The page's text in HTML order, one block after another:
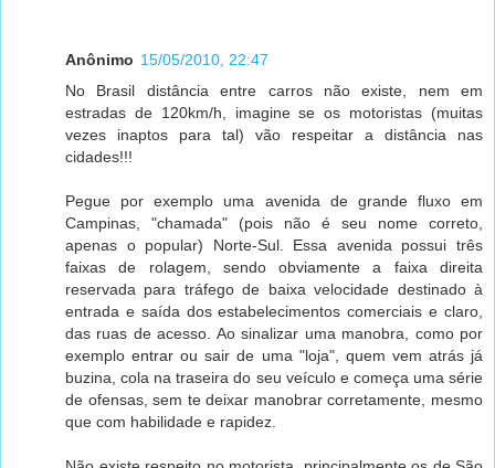
Anônimo 15/05/2010, 22:47
No Brasil distância entre carros não existe, nem em
estradas de 120km/h, imagine se os motoristas (muitas
vezes inaptos para tal) vão respeitar a distância nas
cidades!!!
Pegue por exemplo uma avenida de grande fluxo em
Campinas, "chamada" (pois não é seu nome correto,
apenas o popular) Norte-Sul. Essa avenida possui três
faixas de rolagem, sendo obviamente a faixa direita
reservada para tráfego de baixa velocidade destinado à
entrada e saída dos estabelecimentos comerciais e claro,
das ruas de acesso. Ao sinalizar uma manobra, como por
exemplo entrar ou sair de uma "loja", quem vem atrás já
buzina, cola na traseira do seu veículo e começa uma série
de ofensas, sem te deixar manobrar corretamente, mesmo
que com habilidade e rapidez.